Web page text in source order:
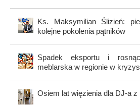
Ks. Maksymilian Ślizień:
kolejne pokolenia pątników
Spadek eksportu i
meblarska w regionie w
Osiem lat więzienia dla DJ-a z